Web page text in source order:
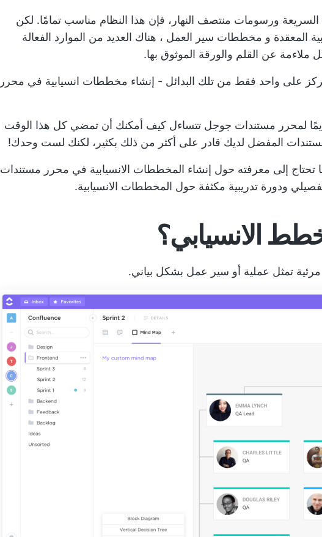
السريعة ورسومات منتصف النهار، فإن هذا النظام مناسب تمامًا. لكن
المعقدة و مخططات سير العمل ، هناك العديد من الموارد الفعالة
ملاءمة عن القلم والورقة الموثوق بها.
على واحد فقط من تلك البدائل - إنشاء مخططات انسيابية في محرر
لمحرر مستندات جوجل تتساءل كيف أمكنك أن تمضي كل هذا الوقت
المفضل لديك قادر على أكثر من ذلك بكثير، لكنك لست وحدك!
ما تحتاج إلى معرفته حول إنشاء المخططات الانسيابية في محرر مستندات
الانسيابي؟
مرئية تمثل عملية أو سير عمل بشكل بياني.